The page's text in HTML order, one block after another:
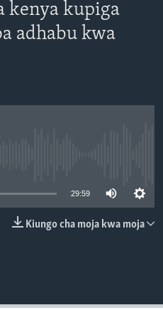
kenya kupiga
adhabu kwa
29:59
Kiungo cha moja kwa moja